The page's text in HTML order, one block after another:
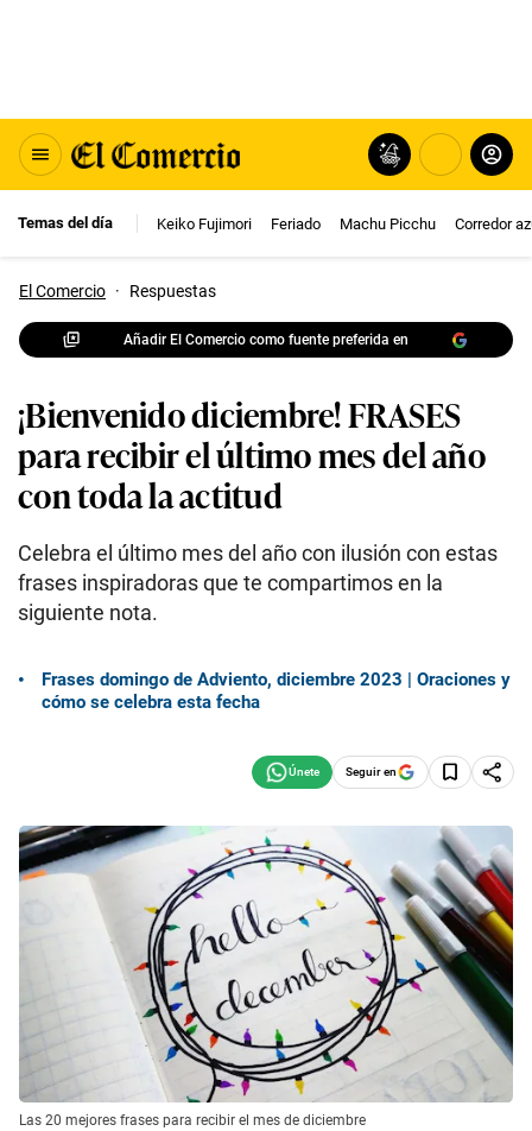
Temas del día Keiko Fujimori Feriado Machu Picchu Corredor
El Comercio · Respuestas
Añadir El Comercio como fuente preferida en
¡Bienvenido diciembre! FRASES
para recibir el último mes del año
con toda la actitud
Celebra el último mes del año con ilusión con estas
frases inspiradoras que te compartimos en la
siguiente nota.
Frases domingo de Adviento, diciembre 2023 | Oraciones y
cómo se celebra esta fecha
Seguir en
Las 20 mejores frases para recibir el mes de diciembre